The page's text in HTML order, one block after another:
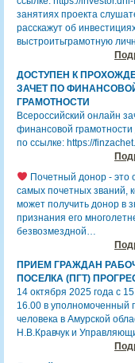
занятиях проекта
расскажут об
выстроитьграмотную
ДОСТУПЕН К
ЗАЧЕТ ПО
ГРАМОТНОСТИ
Всероссийский онлайн
финансовой грамотности
по ссылке: https://
Почетный донор - это
самых почетных званий,
может получить донор в
признания его
безвозмездной…
ПРИЕМ ГРАЖДАН
ПОСЕЛКА (ПГТ)
14 октября 2025 года с
16.00 в уполномоченный
человека в Амурской
Н.В.Кравчук и